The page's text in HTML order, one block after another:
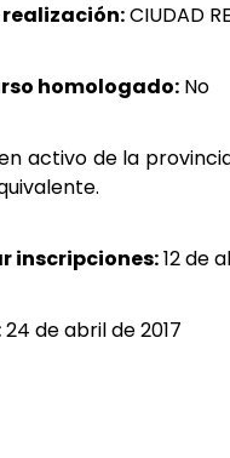
CIUDAD
homologado: No
activo de la
inscripciones:12 de
24 de abril de 2017